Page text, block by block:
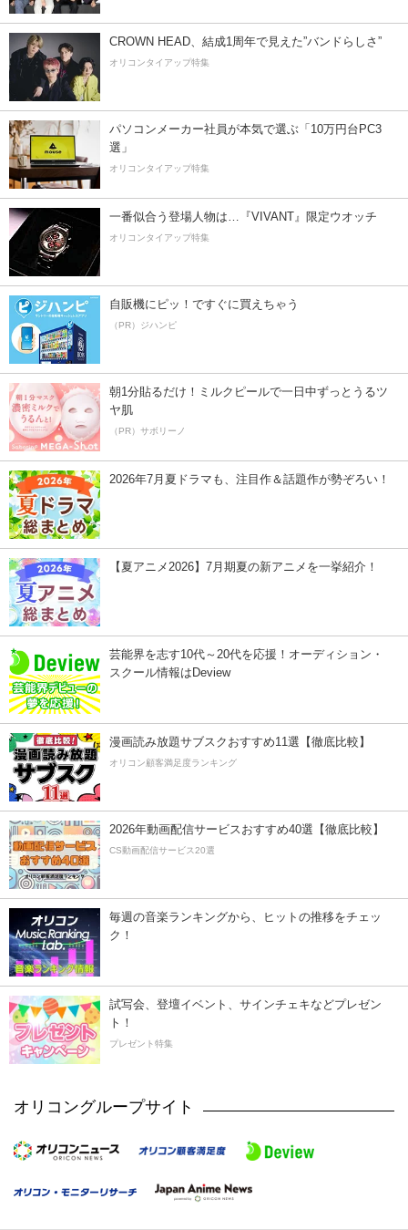
CROWN HEAD、結成1周年で見えた”バンドらしさ”
オリコンタイアップ特集
パソコンメーカー社員が本気で選ぶ「10万円台PC3
選」
オリコンタイアップ特集
一番似合う登場人物は…『VIVANT』限定ウオッチ
オリコンタイアップ特集
自販機にピッ！ですぐに買えちゃう
（PR）ジハンピ
朝1分貼るだけ！ミルクピールで一日中ずっとうるツ
ヤ肌
（PR）サボリーノ
2026年7月夏ドラマも、注目作＆話題作が勢ぞろい！
【夏アニメ2026】7月期夏の新アニメを一挙紹介！
芸能界を志す10代～20代を応援！オーディション・
スクール情報はDeview
漫画読み放題サブスクおすすめ11選【徹底比較】
オリコン顧客満足度ランキング
2026年動画配信サービスおすすめ40選【徹底比較】
CS動画配信サービス20選
毎週の音楽ランキングから、ヒットの推移をチェッ
ク！
試写会、登壇イベント、サインチェキなどプレゼン
ト！
プレゼント特集
オリコングループサイト